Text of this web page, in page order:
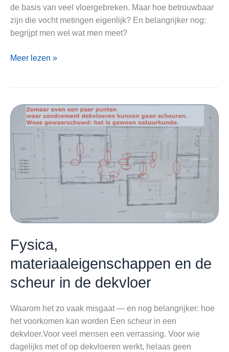
de basis van veel vloergebreken. Maar hoe betrouwbaar
zijn die vocht metingen eigenlijk? En belangrijker nog:
begrijpt men wel wat men meet?
Vocht
tussen
aannames
en
fysica
Meer lezen »
Fysica,
materiaaleigenschappen en de
scheur in de dekvloer
Waarom het zo vaak misgaat — en nog belangrijker: hoe
het voorkomen kan worden Een scheur in een
dekvloer.Voor veel mensen een verrassing. Voor wie
dagelijks met of op dekvloeren werkt, helaas geen